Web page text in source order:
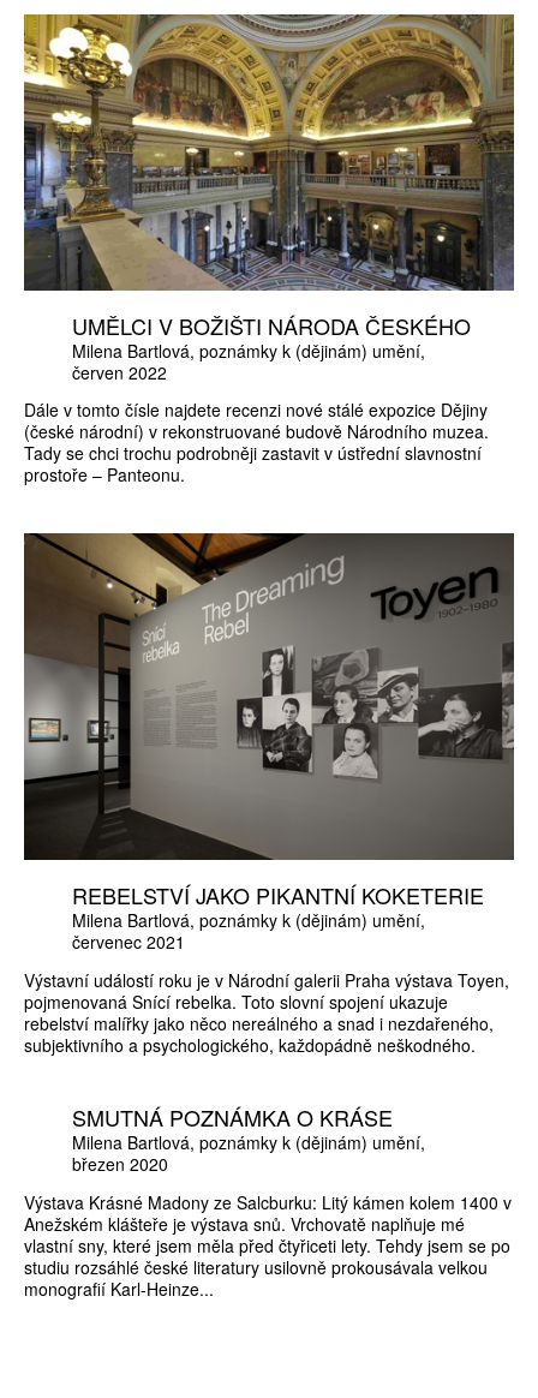
UMĚLCI V BOŽIŠTI NÁRODA ČESKÉHO
Milena Bartlová poznámky k (dějinám) umění
červen 2022
Dále v tomto čísle najdete recenzi nové stálé expozice Dějiny
(české národní) v rekonstruované budově Národního muzea.
Tady se chci trochu podrobněji zastavit v ústřední slavnostní
prostoře – Panteonu.
REBELSTVÍ JAKO PIKANTNÍ KOKETERIE
Milena Bartlová poznámky k (dějinám) umění
červenec 2021
Výstavní událostí roku je v Národní galerii Praha výstava Toyen,
pojmenovaná Snící rebelka. Toto slovní spojení ukazuje
rebelství malířky jako něco nereálného a snad i nezdařeného,
subjektivního a psychologického, každopádně neškodného.
SMUTNÁ POZNÁMKA O KRÁSE
Milena Bartlová poznámky k (dějinám) umění
březen 2020
Výstava Krásné Madony ze Salcburku: Litý kámen kolem 1400 v
Anežském klášteře je výstava snů. Vrchovatě naplňuje mé
vlastní sny, které jsem měla před čtyřiceti lety. Tehdy jsem se po
studiu rozsáhlé české literatury usilovně prokousávala velkou
monografií Karl-Heinze...